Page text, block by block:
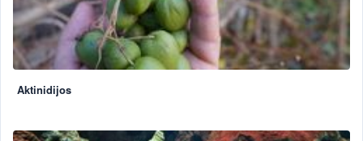
Aktinidijos